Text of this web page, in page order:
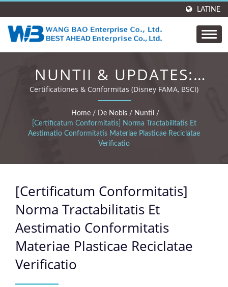
LATINE
NUNTII & UPDATES:
[CERTIFICATUM
CONFORMITATIS]
NORMA
TRACTABILITATIS ET
AESTIMATIO
CONFORMITATIS
MATERIAE PLASTICAE
RECICLATAE VERIFICATIO
Certificationes & Conformitas (Disney FAMA, BSCI)
Home / De Nobis / Nuntii /
[Certificatum Conformitatis] Norma Tractabilitatis Et
Aestimatio Conformitatis Materiae Plasticae Reciclatae
Verificatio
[Certificatum Conformitatis]
Norma Tractabilitatis Et
Aestimatio Conformitatis
Materiae Plasticae Reciclatae
Verificatio